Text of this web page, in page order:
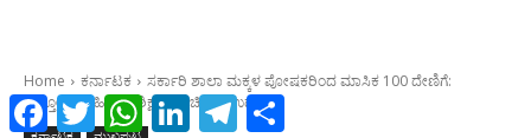
Facebook
TwitterWhatsApp
LinkedInTelegram